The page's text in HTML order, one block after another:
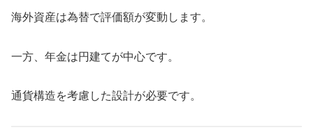
海外資産は為替で評価額が変動します。
一方、年金は円建てが中心です。
通貨構造を考慮した設計が必要です。